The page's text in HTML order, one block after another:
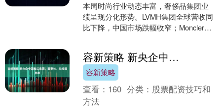
本周时尚行业动态丰富，奢侈品集团业
绩呈现分化形势。LVMH集团全球营收同
比下降，中国市场跌幅收窄；Moncler营
容新策略 新央企中国雅江集团，董事长、总经理亮相
容新策略
查看： 160 分类： 股票配资技巧和
方法